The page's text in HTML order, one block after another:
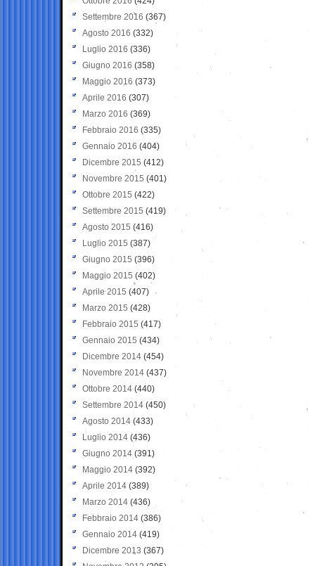
Settembre 2016 (367)
Agosto 2016 (332)
Luglio 2016 (336)
Giugno 2016 (358)
Maggio 2016 (373)
Aprile 2016 (307)
Marzo 2016 (369)
Febbraio 2016 (335)
Gennaio 2016 (404)
Dicembre 2015 (412)
Novembre 2015 (401)
Ottobre 2015 (422)
Settembre 2015 (419)
Agosto 2015 (416)
Luglio 2015 (387)
Giugno 2015 (396)
Maggio 2015 (402)
Aprile 2015 (407)
Marzo 2015 (428)
Febbraio 2015 (417)
Gennaio 2015 (434)
Dicembre 2014 (454)
Novembre 2014 (437)
Ottobre 2014 (440)
Settembre 2014 (450)
Agosto 2014 (433)
Luglio 2014 (436)
Giugno 2014 (391)
Maggio 2014 (392)
Aprile 2014 (389)
Marzo 2014 (436)
Febbraio 2014 (386)
Gennaio 2014 (419)
Dicembre 2013 (367)